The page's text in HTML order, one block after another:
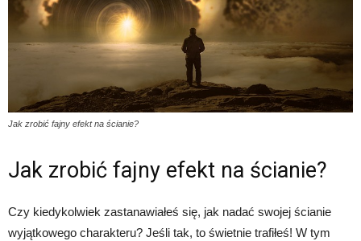
Jak zrobić fajny efekt na ścianie?
Jak zrobić fajny efekt na ścianie?
Czy kiedykolwiek zastanawiałeś się, jak nadać swojej ścianie
wyjątkowego charakteru? Jeśli tak, to świetnie trafiłeś! W tym